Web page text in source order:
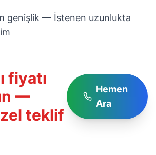
genişlik — İstenen uzunlukta
fiyatı
—
teklif
Hemen
Ara